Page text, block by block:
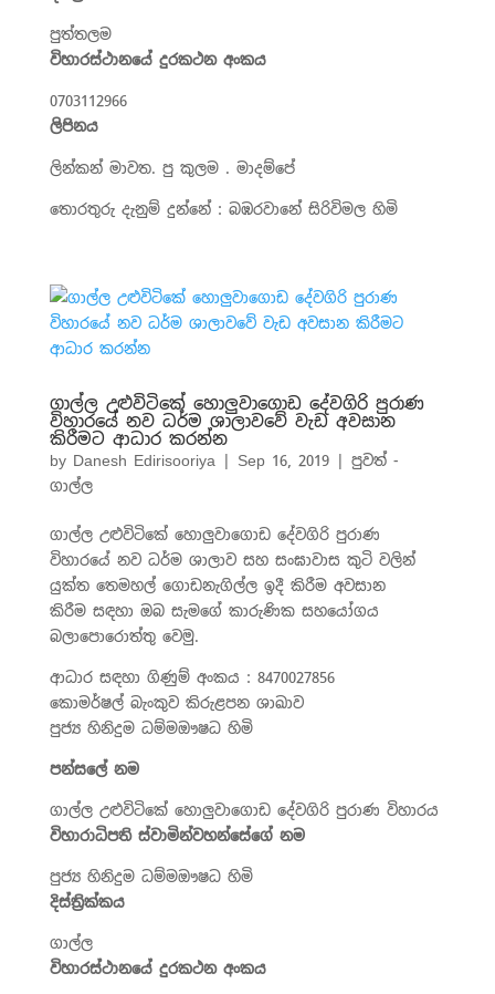
පුත්තලම
විහාරස්ථානයේ දුරකථන අංකය
0703112966
ලිපිනය
ලින්කන් මාවත. පු කුලම . මාදම්පේ
තොරතුරු දැනුම් දුන්නේ : බඹරවානේ සිරිවිමල හිමි
ගාල්ල උළුවිටිකේ හොලුවාගොඩ දේවගිරි පුරාණ
විහාරයේ නව ධර්ම ශාලාවවේ වැඩ අවසාන
කිරීමට ආධාර කරන්න
by Danesh Edirisooriya| Sep 16, 2019| පුවත් -
ගාල්ල
ගාල්ල උළුවිටිකේ හොලුවාගොඩ දේවගිරි පුරාණ
විහාරයේ නව ධර්ම ශාලාව සහ සංඝාවාස කුටි වලින්
යුක්ත තෙමහල් ගොඩනැගිල්ල ඉදී කිරීම අවසාන
කිරීම සඳහා ඔබ සැමගේ කාරුණික සහයෝගය
බලාපොරොත්තු වෙමු.
ආධාර සඳහා ගිණුම් අංකය : 8470027856
කොමර්ෂල් බැංකුව කිරුළපන ශාඛාව
පුජ්‍ය හිනිදුම ධම්මඖෂධ හිමි
පන්සලේ නම
ගාල්ල උළුවිටිකේහොලුවාගොඩ දේවගිරි පුරාණ විහාරය
විහාරාධිපති ස්වාමින්වහන්සේගේ නම
පුජ්‍ය හිනිදුම ධම්මඖෂධ හිමි
දිස්ත්‍රික්කය
ගාල්ල
විහාරස්ථානයේ දුරකථන අංකය